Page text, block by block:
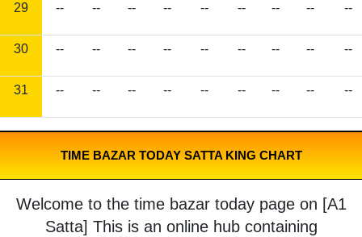
29 -- -- -- -- -- -- -- -- --
30 -- -- -- -- -- -- -- -- --
31 -- -- -- -- -- -- -- -- --
TIME BAZAR TODAY SATTA KING CHART
Welcome to the time bazar today page on [A1
Satta] This is an online hub containing